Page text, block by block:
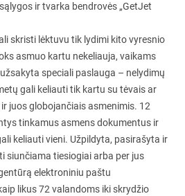
ir tvarka bendrovės „GetJet
skristi lėktuvu tik lydimi kito vyresnio
asmuo kartu nekeliauja, vaikams
speciali paslauga – nelydimų
gali keliauti tik kartu su tėvais ar
juos globojančiais asmenimis. 12
tinkamus asmens dokumentus ir
keliauti vieni. Užpildyta, pasirašyta ir
siunčiama tiesiogiai arba per jus
elektroniniu paštu
likus 72 valandoms iki skrydžio